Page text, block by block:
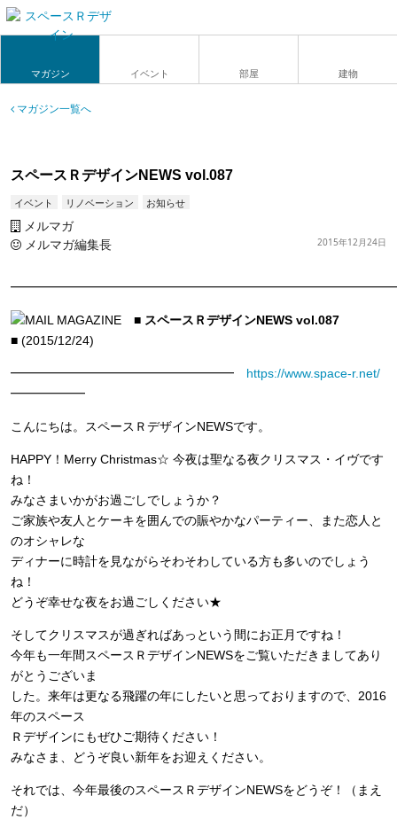
マガジン イベント 部屋 建物
マガジン一覧へ
スペースＲデザインNEWS vol.087
イベント リノベーション お知らせ
メルマガ
メルマガ編集長
2015年12月24日
■ スペースＲデザインNEWS vol.087
■ (2015/12/24)
━━━━━━━━━━━━━━━━━━ https://www.space-r.net/
━━━━━━
こんにちは。スペースＲデザインNEWSです。
HAPPY！Merry Christmas☆ 今夜は聖なる夜クリスマス・イヴです
ね！
みなさまいかがお過ごしでしょうか？
ご家族や友人とケーキを囲んでの賑やかなパーティー、また恋人と
のオシャレな
ディナーに時計を見ながらそわそわしている方も多いのでしょう
ね！
どうぞ幸せな夜をお過ごしください★
そしてクリスマスが過ぎればあっという間にお正月ですね！
今年も一年間スペースＲデザインNEWSをご覧いただきましてあり
がとうございま
した。来年は更なる飛躍の年にしたいと思っておりますので、2016
年のスペース
Ｒデザインにもぜひご期待ください！
みなさま、どうぞ良い新年をお迎えください。
それでは、今年最後のスペースＲデザインNEWSをどうぞ！（まえ
だ）